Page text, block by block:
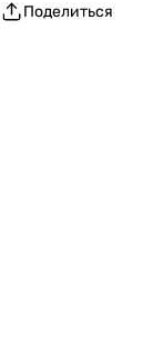
Поделиться